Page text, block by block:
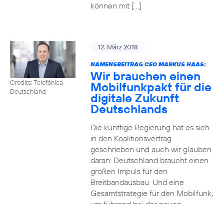
können mit […]
Credits: Telefónica
Deutschland
12. März 2018
NAMENSBEITRAG CEO MARKUS HAAS:
Wir brauchen einen
Mobilfunkpakt für die
digitale Zukunft
Deutschlands
Die künftige Regierung hat es sich
in den Koalitionsvertrag
geschrieben und auch wir glauben
daran: Deutschland braucht einen
großen Impuls für den
Breitbandausbau. Und eine
Gesamtstrategie für den Mobilfunk,